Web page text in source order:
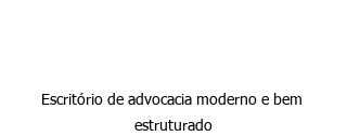
Escritório de advocacia moderno e bem
estruturado